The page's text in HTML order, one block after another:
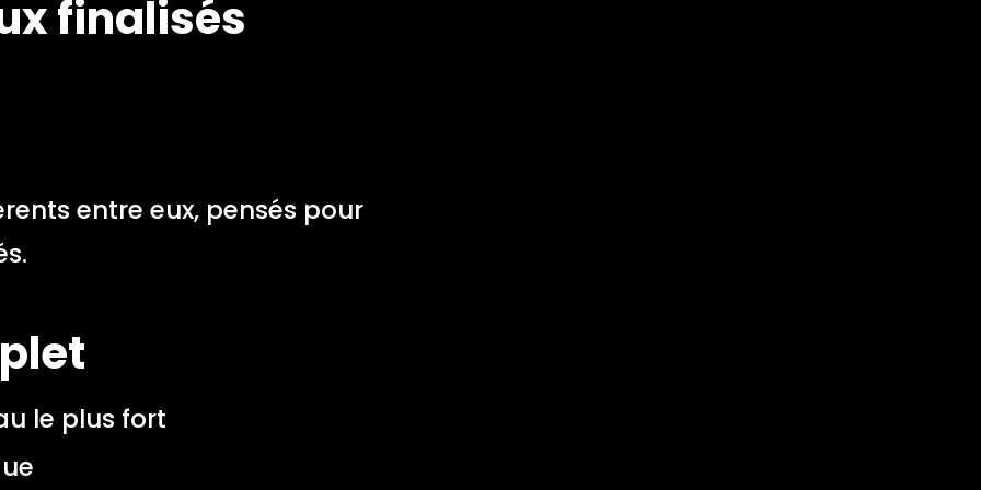
finalisés
entre eux, pensés pour
le plus fort